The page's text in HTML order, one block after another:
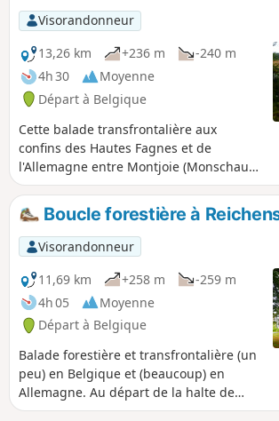
Visorandonneur
13,26 km
+236 m
-240 m
4h 30
Moyenne
Départ à Belgique
Cette balade transfrontalière aux
confins des Hautes Fagnes et de
l'Allemagne entre Montjoie (Monschau)
et Sourbrodt (Waimes) démarre sur le
RAVeL (enclave belge de la Vennbahn) à
l'ancienne halte de Reichenstein à
hauteur du Couvent (Kloster) de
Reichenstein sur la route reliant
Mützenich à Kalterherberg.Découvrez
ce pur bonheur à l'écart de la foule
touristique dans les Hautes Fagnes.
Boucle forestière à
Visorandonneur
11,69 km
+258 m
-259 m
4h 05
Moyenne
Départ à Belgique
Balade forestière et transfrontalière (un
peu) en Belgique et (beaucoup) en
Allemagne. Au départ de la halte de
Reichenstein sur la Vennbahn, la